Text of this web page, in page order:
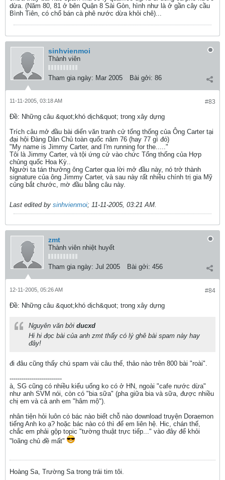
dừa. (Năm 80, 81 ở bên Quận 8 Sài Gòn, hình như là ở gần cây cầu
Bình Tiên, có chổ bán cà phê nước dừa khỏi chê)...
sinhvienmoi
Thành viên
Tham gia ngày: Mar 2005 Bài gởi: 86
#83
11-11-2005, 03:18 AM
Ðề: Những câu &quot;khó dịch&quot; trong xây dựng
Trích câu mở đầu bài diển văn tranh cử tổng thống của Ông Carter tại
đại hội Đàng Dân Chủ toàn quốc năm 76 (hay 77 gì đó)
"My name is Jimmy Carter, and I'm running for the....."
Tôi là Jimmy Carter, và tội ứng cử vào chức Tổng thống của Hợp
chủng quốc Hoa Kỳ..
Người ta tán thưởng ông Carter qua lời mở đầu này, nó trở thành
signature của ông Jimmy Carter, và sau này rất nhiều chính trị gia Mỹ
củng bắt chước, mờ đầu bằng câu này.
Last edited by sinhvienmoi; 11-11-2005, 03:21 AM.
zmt
Thành viên nhiệt huyết
Tham gia ngày: Jul 2005 Bài gởi: 456
#84
12-11-2005, 05:26 AM
Ðề: Những câu &quot;khó dịch&quot; trong xây dựng
Nguyên văn bởi ducxd
Hi hi đọc bài của anh zmt thấy có lý ghê bài spam này hay
đây!
đi đâu cũng thấy chú spam vài câu thế, thảo nào trên 800 bài "roài".
--------------------------
à, SG cũng có nhiều kiểu uống ko có ở HN, ngoài "cafe nước dừa"
như anh SVM nói, còn có "bia sữa" (pha giữa bia và sữa, được nhiều
chị em và cả anh em "hâm mộ").
nhân tiện hỏi luôn có bác nào biết chỗ nào download truyện Doraemon
tiếng Anh ko ạ? hoặc bác nào có thì để em liên hệ. Hic, chán thế,
chắc em phải gộp topic "tường thuật trực tiếp..." vào đây để khỏi
"loãng chủ đề mất"
Hoàng Sa, Trường Sa trong trái tim tôi.